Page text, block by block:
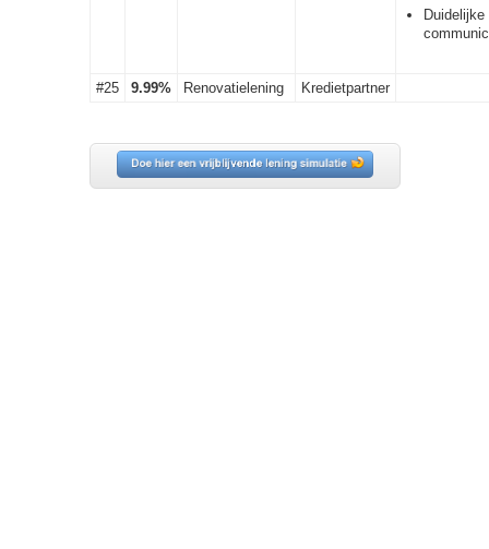
Duidelijke
#25 9.99% Renovatielening Kredietpartner